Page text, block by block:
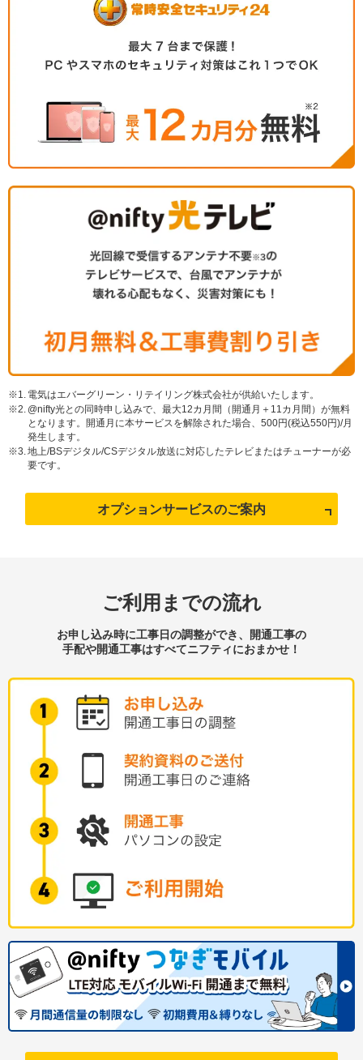
※1.
電気はエバーグリーン・リテイリング株式会社が供給いたします。
※2. @nifty光との同時申し込みで、最大12カ月間（開通月＋11カ月間）が無料
となります。開通月に本サービスを解除された場合、500円(税込550円)/月
発生します。
※3.地上/BSデジタル/CSデジタル放送に対応したテレビまたはチューナーが必
要です。
オプションサービスのご案内
ご利用までの流れ
お申し込み時に工事日の調整ができ、開通工事の
手配や開通工事はすべてニフティにおまかせ！